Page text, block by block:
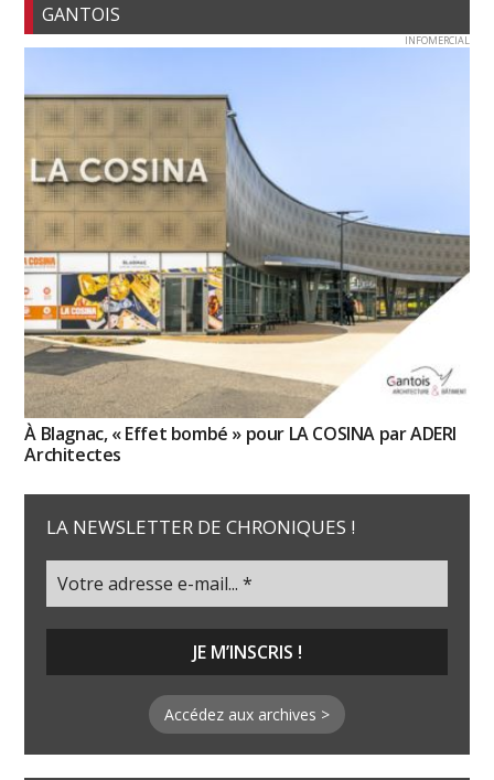
GANTOIS
INFOMERCIAL
À Blagnac, « Effet bombé » pour LA COSINA par ADERI
Architectes
LA NEWSLETTER DE CHRONIQUES !
Accédez aux archives >